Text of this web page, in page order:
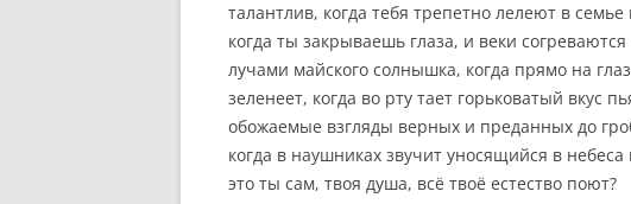
талантлив, когда тебя трепетно лелеют в
когда ты закрываешь глаза, и веки
лучами майского солнышка, когда прямо на
зеленеет, когда во рту тает горьковатый вкус
обожаемые взгляды верных и преданных до
когда в наушниках звучит уносящийся в
это ты сам, твоя душа, всё твоё естество поют?